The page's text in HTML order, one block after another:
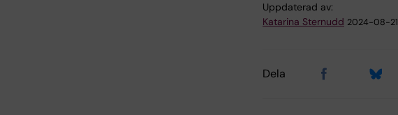
Uppdaterad av:
Katarina Sternudd 2024-08-21
Dela